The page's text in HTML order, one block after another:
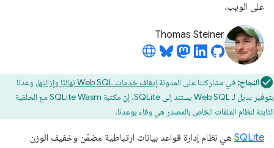
على الويب.
Thomas Steiner
النجاح: في مشاركتنا على المدونة إيقاف خدمات Web SQL نهائيًا وإزالتها
، وعدنا
بتوفير بديل لـ Web SQL يستند إلى SQLite. إنّ مكتبة SQLite Wasm مع الخلفية
الثابتة لنظام الملفات الخاص بالمصدر هي وفاء بوعدنا.
SQLite هي نظام إدارة قواعد بيانات ارتباطية مضمّن وخفيف الوزن